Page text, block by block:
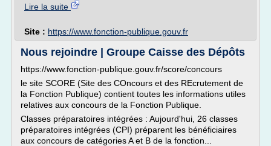
Lire la suite
Site : https://www.fonction-publique.gouv.fr
Nous rejoindre | Groupe Caisse des Dépôts
https://www.fonction-publique.gouv.fr/score/concours
le site SCORE (Site des COncours et des REcrutement de
la Fonction Publique) contient toutes les informations utiles
relatives aux concours de la Fonction Publique.
Classes préparatoires intégrées : Aujourd'hui, 26 classes
préparatoires intégrées (CPI) préparent les bénéficiaires
aux concours de catégories A et B de la fonction...